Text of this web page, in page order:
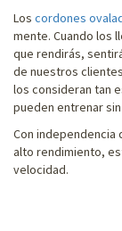
Los cordones
mente. Cuando los
que rendirás,
de nuestros
los consideran tan
pueden entrenar
Con independencia
alto rendimiento,
velocidad.